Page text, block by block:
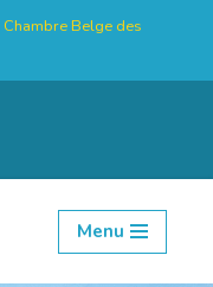
Chambre Belge des
Menu